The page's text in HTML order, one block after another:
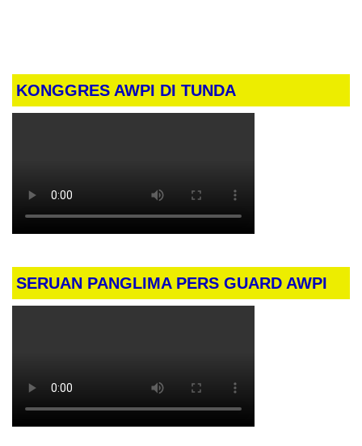
KONGGRES AWPI DI TUNDA
SERUAN PANGLIMA PERS GUARD AWPI